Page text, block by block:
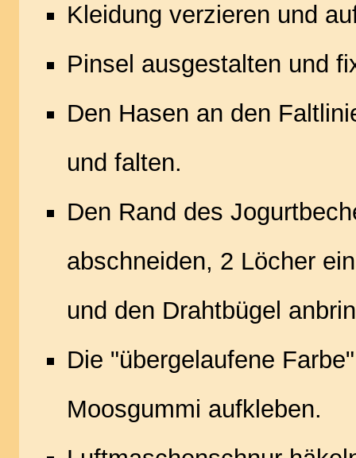
Kleidung verzieren und
Pinsel ausgestalten und
Den Hasen an den
und falten.
Den Rand des
abschneiden, 2 Löcher
und den Drahtbügel
Die "übergelaufene
Moosgummi aufkleben.